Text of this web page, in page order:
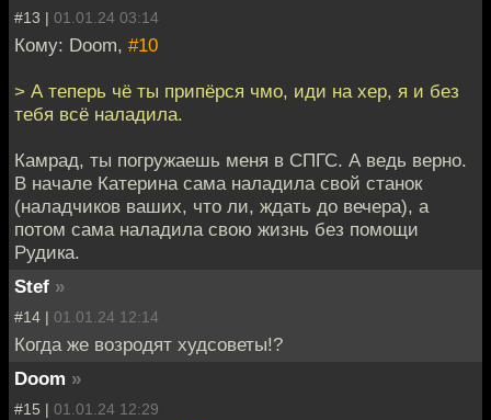
#13 | 01.01.24 03:14
Кому: Doom, #10
> А теперь чё ты припёрся чмо, иди на хер, я и без
тебя всё наладила.
Камрад, ты погружаешь меня в СПГС. А ведь верно.
В начале Катерина сама наладила свой станок
(наладчиков ваших, что ли, ждать до вечера), а
потом сама наладила свою жизнь без помощи
Рудика.
Stef »
#14 | 01.01.24 12:14
Когда же возродят худсоветы!?
Doom »
#15 | 01.01.24 12:29